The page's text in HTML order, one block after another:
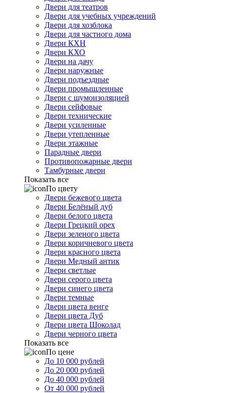
Двери для театров
Двери для учебных учреждений
Двери для хозблока
Двери для частного дома
Двери КХН
Двери КХО
Двери на дачу
Двери наружные
Двери подъездные
Двери промышленные
Двери с шумоизоляцией
Двери сейфовые
Двери технические
Двери усиленные
Двери утепленные
Двери этажные
Парадные двери
Противопожарные двери
Тамбурные двери
Показать все
По цвету
Двери бежевого цвета
Двери Белёный дуб
Двери белого цвета
Двери Грецкий орех
Двери зеленого цвета
Двери коричневого цвета
Двери красного цвета
Двери Медный антик
Двери светлые
Двери серого цвета
Двери синего цвета
Двери темные
Двери цвета венге
Двери цвета Дуб
Двери цвета Шоколад
Двери черного цвета
Показать все
По цене
До 10 000 рублей
До 20 000 рублей
До 40 000 рублей
От 40 000 рублей